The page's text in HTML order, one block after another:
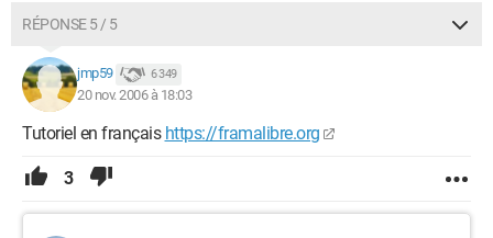
RÉPONSE 5 / 5
jmp59 6 349
20 nov. 2006 à 18:03
Tutoriel en français https://framalibre.org
3